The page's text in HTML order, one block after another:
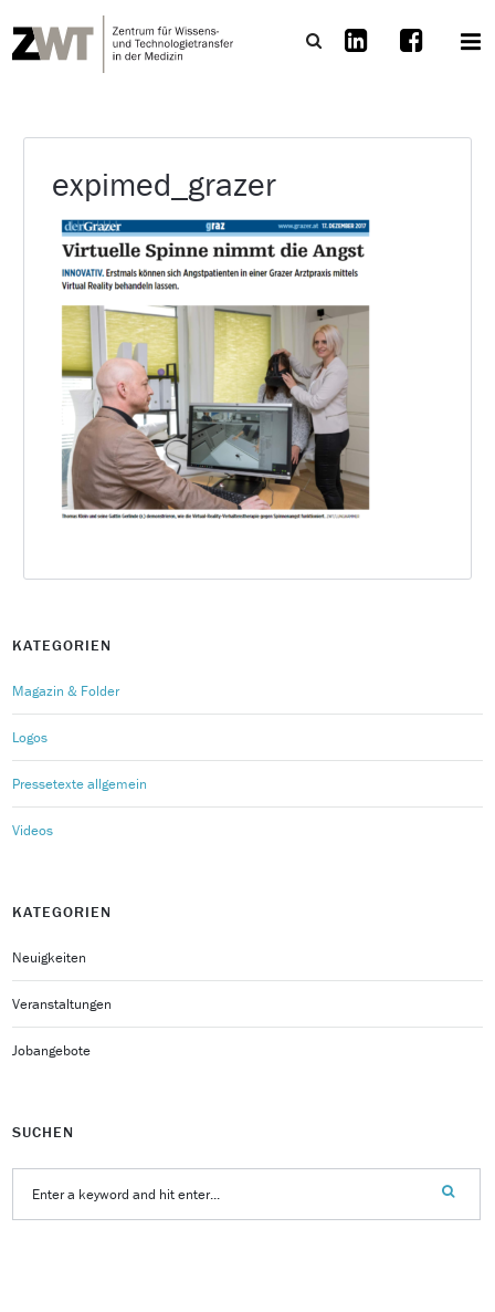
expimed_grazer
KATEGORIEN
Magazin & Folder
Logos
Pressetexte allgemein
Videos
KATEGORIEN
Neuigkeiten
Veranstaltungen
Jobangebote
SUCHEN